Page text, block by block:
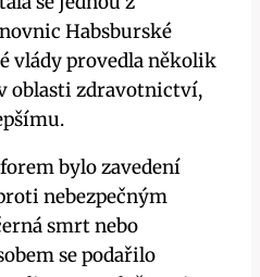
Habsburské
vlády provedla několik
oblasti zdravotnictví,
bylo zavedení
nebezpečným
smrt nebo
se podařilo